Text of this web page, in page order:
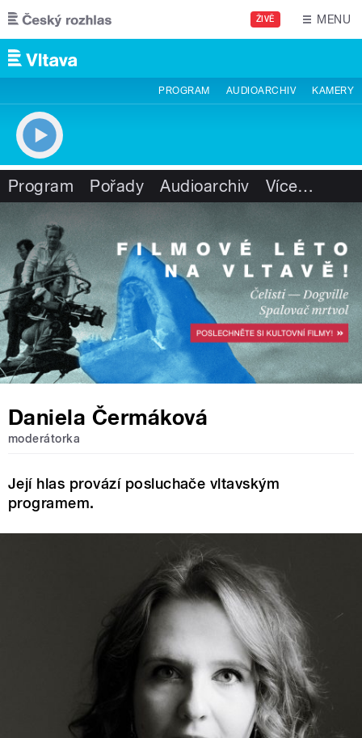
Přejít k hlavnímu obsahu
ŽIVĚ MENU
PROGRAM AUDIOARCHIV KAMERY
Program Pořady Audioarchiv Více…
Daniela Čermáková
moderátorka
Její hlas provází posluchače vltavským
programem.